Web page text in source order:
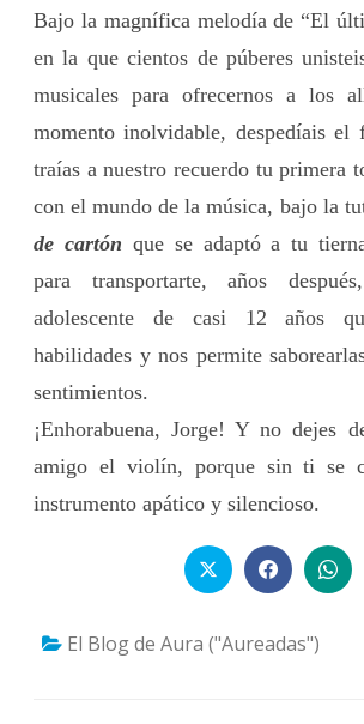
Bajo la magnífica melodía de “El
en la que cientos de púberes
musicales para ofrecernos a los
momento inolvidable, despedíais
traías a nuestro recuerdo tu primera
con el mundo de la música, bajo la
de cartón que se adaptó a tu
para transportarte, años
adolescente de casi 12 años
habilidades y nos permite
sentimientos.
¡Enhorabuena, Jorge! Y no dejes
amigo el violín, porque sin ti se
instrumento apático y silencioso.
El Blog de Aura ("Aureadas")